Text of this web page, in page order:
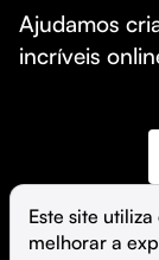
Ajudamos
incríveis
Este site
melhorar a